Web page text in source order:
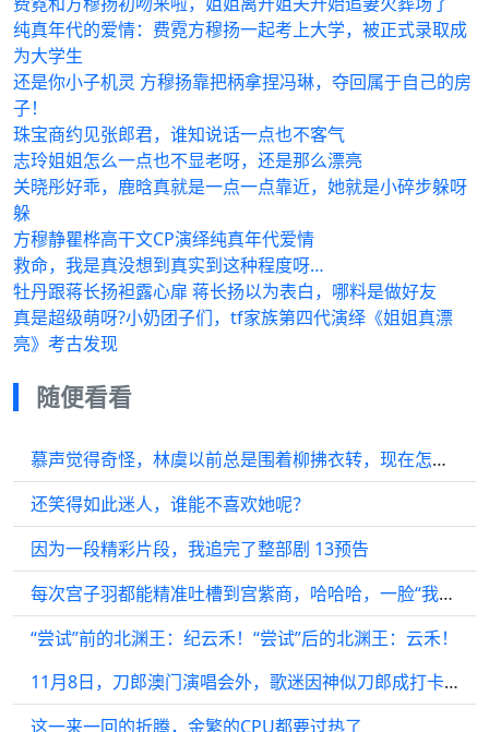
纯真年代的爱情：费霓方穆扬一起考上大学，被正式录取成
为大学生
还是你小子机灵 方穆扬靠把柄拿捏冯琳，夺回属于自己的房
子！
珠宝商约见张郎君，谁知说话一点也不客气
志玲姐姐怎么一点也不显老呀，还是那么漂亮
关晓彤好乖，鹿晗真就是一点一点靠近，她就是小碎步躲呀
躲
方穆静瞿桦高干文CP演绎纯真年代爱情
救命，我是真没想到真实到这种程度呀…
牡丹跟蒋长扬袒露心扉 蒋长扬以为表白，哪料是做好友
真是超级萌呀?小奶团子们，tf家族第四代演绎《姐姐真漂
亮》考古发现
随便看看
慕声觉得奇怪，林虞以前总是围着柳拂衣转，现在怎么换了个人？
还笑得如此迷人，谁能不喜欢她呢？
因为一段精彩片段，我追完了整部剧 13预告
每次宫子羽都能精准吐槽到宫紫商，哈哈哈，一脸“我还不知道你？”
“尝试”前的北渊王：纪云禾！“尝试”后的北渊王：云禾！
11月8日，刀郎澳门演唱会外，歌迷因神似刀郎成打卡点
这一来一回的折腾，金繁的CPU都要过热了